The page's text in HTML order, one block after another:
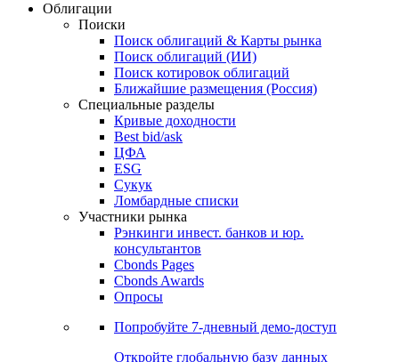
Облигации
Поиски
Поиск облигаций & Карты рынка
Поиск облигаций (ИИ)
Поиск котировок облигаций
Ближайшие размещения (Россия)
Специальные разделы
Кривые доходности
Best bid/ask
ЦФА
ESG
Сукук
Ломбардные списки
Участники рынка
Рэнкинги инвест. банков и юр.
консультантов
Cbonds Pages
Cbonds Awards
Опросы
Попробуйте 7-дневный демо-доступ
Откройте глобальную базу данных